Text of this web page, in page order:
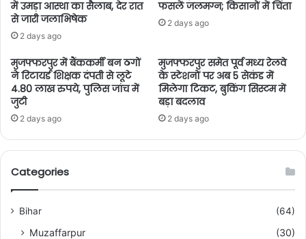
में उमड़ा आस्था का सैलाब, देर रात
से जारी जलाभिषेक
2 days ago
फसलें जलमग्न; किसानों में चिंता
2 days ago
मुजफ्फरपुर में बैंककर्मी बन ठगों
ने रिटायर्ड शिक्षक दंपती से लूटे
4.80 लाख रुपये, पुलिस जांच में
जुटी
2 days ago
मुजफ्फरपुर समेत पूर्व मध्य रेलवे
के स्टेशनों पर अब 5 सेकंड में
मिलेगा टिकट, बुकिंग सिस्टम में
बड़ा बदलाव
2 days ago
Categories
Bihar (64)
Muzaffarpur (30)